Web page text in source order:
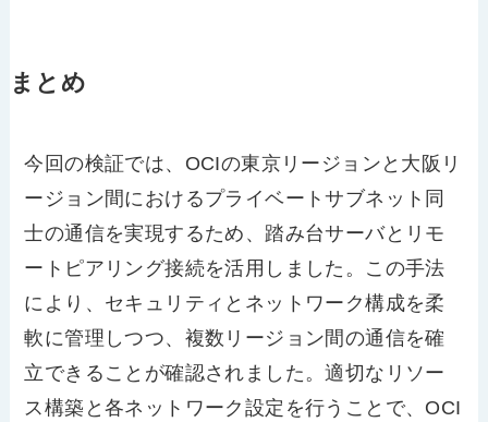
まとめ
今回の検証では、OCIの東京リージョンと大阪リ
ージョン間におけるプライベートサブネット同
士の通信を実現するため、踏み台サーバとリモ
ートピアリング接続を活用しました。この手法
により、セキュリティとネットワーク構成を柔
軟に管理しつつ、複数リージョン間の通信を確
立できることが確認されました。適切なリソー
ス構築と各ネットワーク設定を行うことで、OCI